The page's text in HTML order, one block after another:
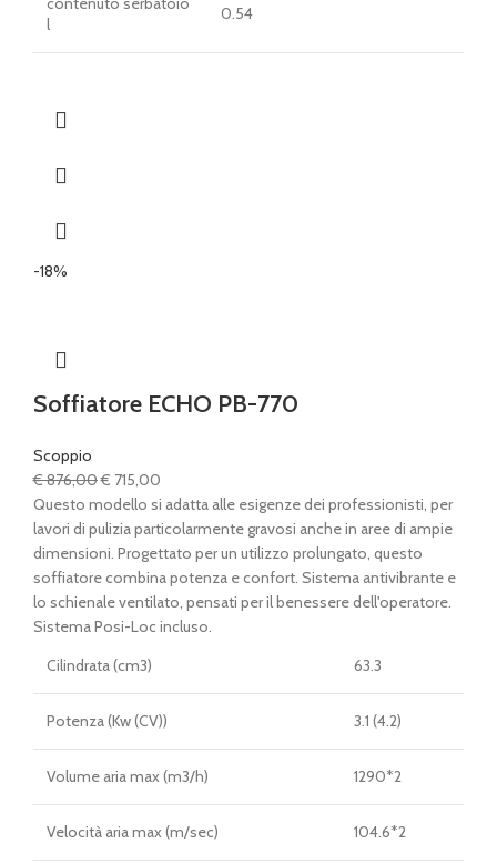
l
0.54
-18%
Soffiatore ECHO PB-770
Scoppio
€876,00Il
prezzo
originale
era:
€ 876,00.
€ 715,00
prezzo
attuale
è:
€ 715,00.
Questo modello si adatta alle esigenze dei professionisti, per
lavori di pulizia particolarmente gravosi anche in aree di ampie
dimensioni. Progettato per un utilizzo prolungato, questo
soffiatore combina potenza e confort. Sistema antivibrante e
lo schienale ventilato, pensati per il benessere dell'operatore.
Sistema Posi-Loc incluso.
Cilindrata (cm3)
63.3
Potenza (Kw (CV)) 3.1 (4.2)
Volume aria max (m3/h) 1290*2
Velocità aria max (m/sec) 104.6*2